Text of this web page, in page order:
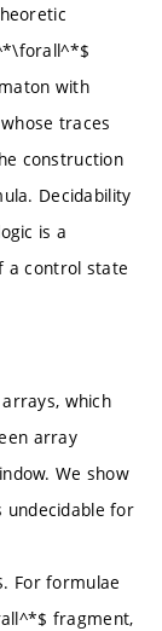
with
traces
construction
Decidability
is a
a control state
which
array
We show
for
For formulae
fragment,